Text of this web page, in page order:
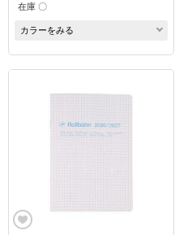
在庫 〇
カラーをみる